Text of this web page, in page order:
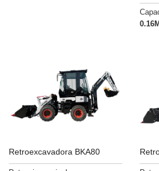
Retroexcavadora BKA80